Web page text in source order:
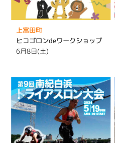
上富田町
ヒコゴロンdeワークショップ
6月8日(土)